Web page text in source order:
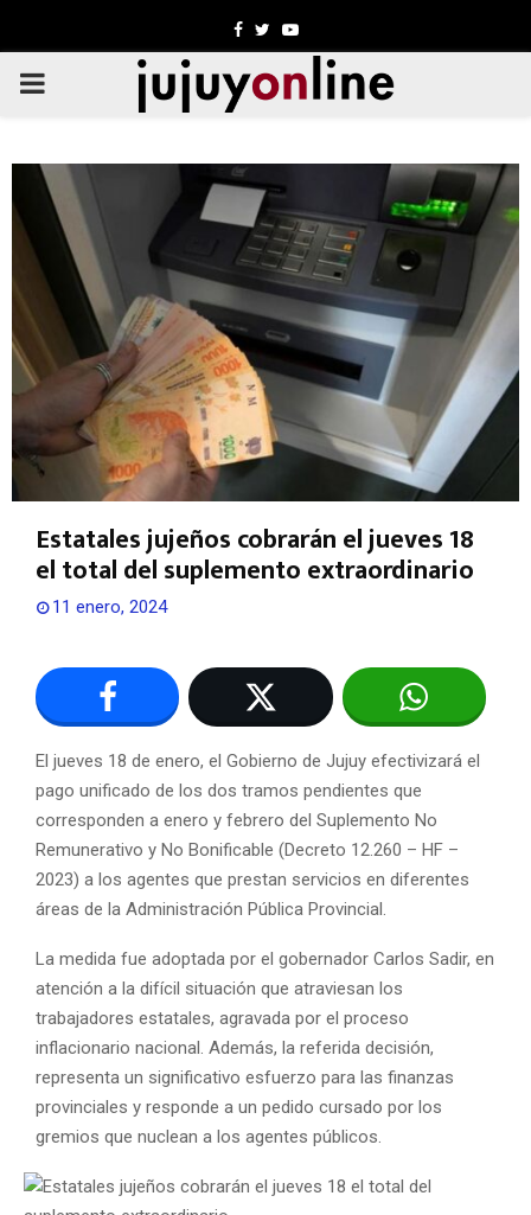
Facebook
TwitterYoutube
PRIMARY
Estatales jujeños cobrarán el jueves 18
el total del suplemento extraordinario
11 enero, 2024
El jueves 18 de enero, el Gobierno de Jujuy efectivizará el
pago unificado de los dos tramos pendientes que
corresponden a enero y febrero del Suplemento No
Remunerativo y No Bonificable (Decreto 12.260 – HF –
2023) a los agentes que prestan servicios en diferentes
áreas de la Administración Pública Provincial.
La medida fue adoptada por el gobernador Carlos Sadir, en
atención a la difícil situación que atraviesan los
trabajadores estatales, agravada por el proceso
inflacionario nacional. Además, la referida decisión,
representa un significativo esfuerzo para las finanzas
provinciales y responde a un pedido cursado por los
gremios que nuclean a los agentes públicos.